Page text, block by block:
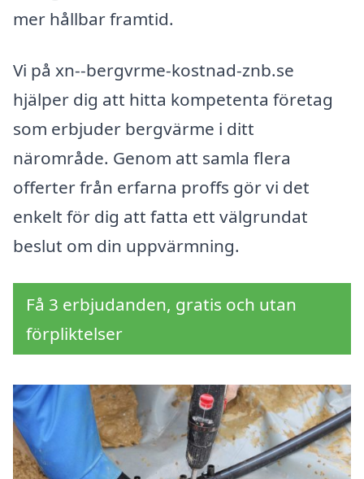
mer hållbar framtid.
Vi på xn--bergvrme-kostnad-znb.se
hjälper dig att hitta kompetenta företag
som erbjuder bergvärme i ditt
närområde. Genom att samla flera
offerter från erfarna proffs gör vi det
enkelt för dig att fatta ett välgrundat
beslut om din uppvärmning.
Få 3 erbjudanden, gratis och utan
förpliktelser